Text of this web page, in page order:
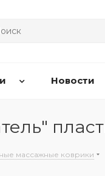
Новости
массажные коврики